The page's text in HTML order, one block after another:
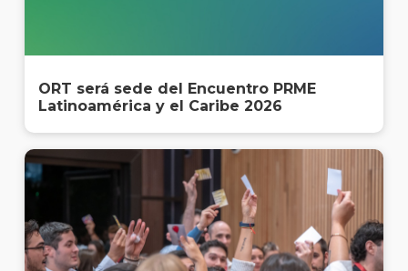
ORT será sede del Encuentro PRME
Latinoamérica y el Caribe 2026